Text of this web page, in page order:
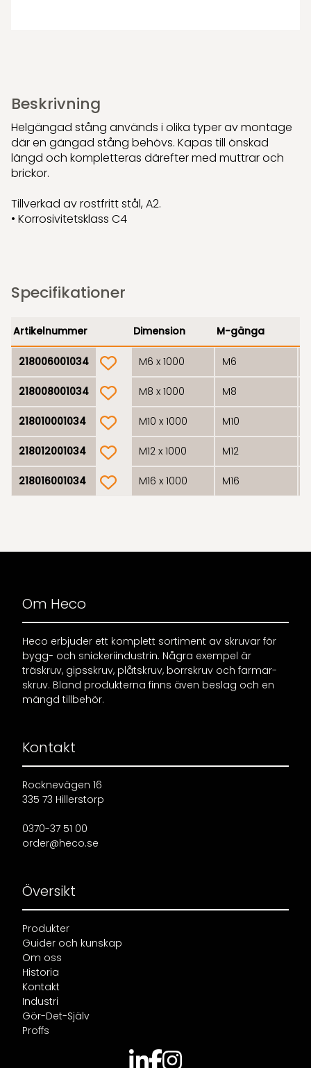
Beskrivning
Helgängad stång används i olika typer av montage
där en gängad stång behövs. Kapas till önskad
längd och kompletteras därefter med muttrar och
brickor.
Tillverkad av rostfritt stål, A2.
• Korrosivitetsklass C4
Specifikationer
Artikelnummer Dimension M-gänga
218006001034
product.wishlistM6 x 1000 M6
218008001034
product.wishlistM8 x 1000 M8
218010001034product.wishlistM10 x 1000 M10
218012001034product.wishlistM12 x 1000 M12
218016001034product.wishlistM16 x 1000 M16
Om Heco
Heco erbjuder ett komplett sortiment av skruvar för
bygg- och snickeriindustrin. Några exempel är
träskruv, gipsskruv, plåtskruv, borrskruv och farmar-
skruv. Bland produkterna finns även beslag och en
mängd tillbehör.
Kontakt
Rocknevägen 16
335 73 Hillerstorp
0370-37 51 00
order@heco.se
Översikt
Produkter
Guider och kunskap
Om oss
Historia
Kontakt
Industri
Gör-Det-Själv
Proffs